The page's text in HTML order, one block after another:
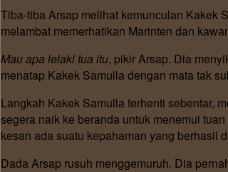
Tiba-tiba Arsap melihat kemunculan Kakek
melambat memerhatikan Marinten dan
Mau apa lelaki tua itu, pikir Arsap. Dia
menatap Kakek Samulla dengan mata tak
Langkah Kakek Samulla terhenti sebentar,
segera naik ke beranda untuk menemui
kesan ada suatu kepahaman yang berhasil
Dada Arsap rusuh menggemuruh. Dia